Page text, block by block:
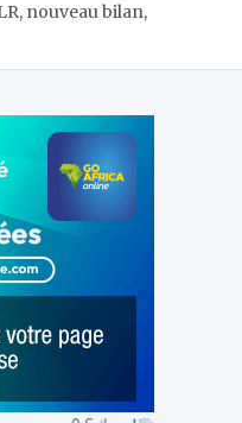
nouveau bilan,